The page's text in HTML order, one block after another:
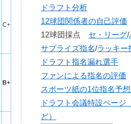
C+
B+
ドラフト分析
12球団関係者の自己評価
12球団採点 セ・リーグ/
サプライズ指名/ラッキー
ドラフト指名漏れ選手
ファンによる指名の評価
スポーツ紙の1位指名予
ドラフト会議特設ページ
ど）